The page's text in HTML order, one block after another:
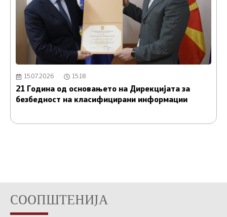
15.07.2026 15:18
21 Година од основањето на Дирекцијата за
безбедност на класифицирани информации
СООПШТЕНИЈА